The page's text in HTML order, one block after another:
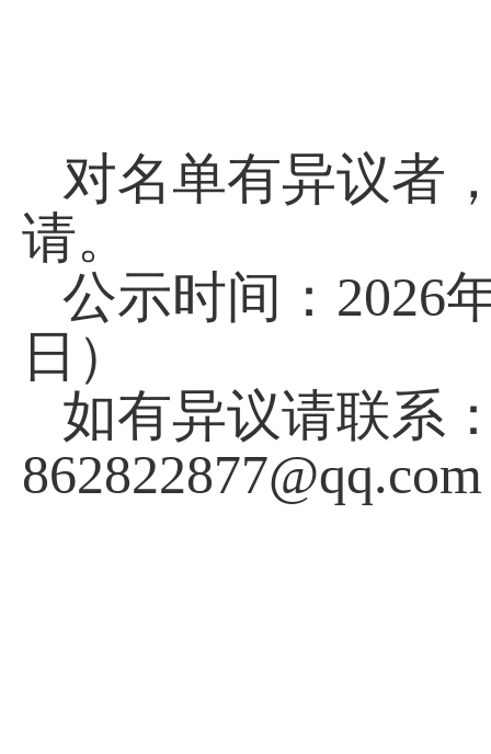
对名单有异议者
请。
公示时间： 2026
日）
如有异议请联系
862822877@qq.com